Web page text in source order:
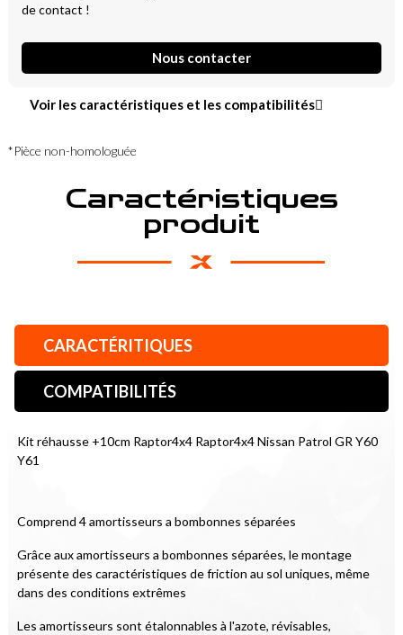
de contact !
Nous contacter
Voir les caractéristiques et les compatibilités
*Pièce non-homologuée
Caractéristiques
produit
CARACTÉRITIQUES
COMPATIBILITÉS
Kit réhausse +10cm Raptor4x4 Raptor4x4 Nissan Patrol GR Y60
Y61
Comprend 4 amortisseurs a bombonnes séparées
Grâce aux amortisseurs a bombonnes séparées, le montage
présente des caractéristiques de friction au sol uniques, même
dans des conditions extrêmes
Les amortisseurs sont étalonnables à l'azote, révisables,